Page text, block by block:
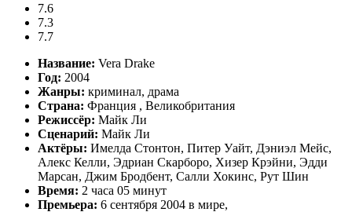
7.6
7.3
7.7
Название: Vera Drake
Год: 2004
Жанры: криминал, драма
Страна: Франция , Великобритания
Режиссёр: Майк Ли
Сценарий: Майк Ли
Актёры: Имелда Стонтон, Питер Уайт, Дэниэл Мейс,
Алекс Келли, Эдриан Скарборо, Хизер Крэйни, Эдди
Марсан, Джим Бродбент, Салли Хокинс, Рут Шин
Время: 2 часа 05 минут
Премьера: 6 сентября 2004 в мире,